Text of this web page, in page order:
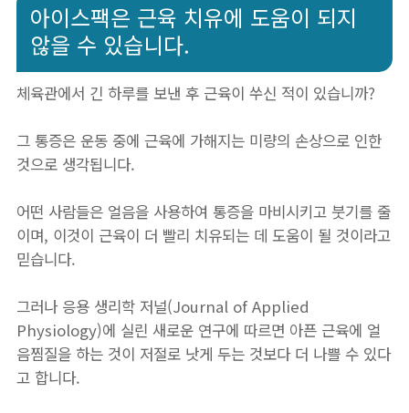
아이스팩은 근육 치유에 도움이 되지
않을 수 있습니다.
체육관에서 긴 하루를 보낸 후 근육이 쑤신 적이 있습니까?
그 통증은 운동 중에 근육에 가해지는 미량의 손상으로 인한
것으로 생각됩니다.
어떤 사람들은 얼음을 사용하여 통증을 마비시키고 붓기를 줄
이며, 이것이 근육이 더 빨리 치유되는 데 도움이 될 것이라고
믿습니다.
그러나 응용 생리학 저널(Journal of Applied
Physiology)에 실린 새로운 연구에 따르면 아픈 근육에 얼
음찜질을 하는 것이 저절로 낫게 두는 것보다 더 나쁠 수 있다
고 합니다.